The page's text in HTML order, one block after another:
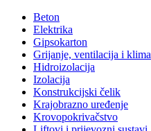
Beton
Elektrika
Gipsokarton
Grijanje, ventilacija i klima
Hidroizolacija
Izolacija
Konstrukcijski čelik
Krajobrazno uređenje
Krovopokrivačstvo